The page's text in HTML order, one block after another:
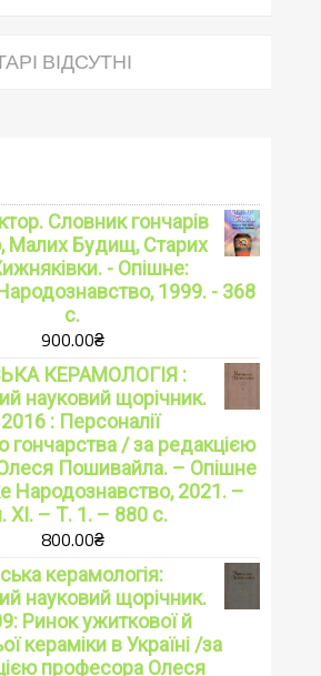
ВІДСУТНІ
Словник гончарів
Малих Будищ, Старих
- Опішне:
1999. - 368
с.
900.00₴
КЕРАМОЛОГІЯ :
науковий щорічник.
2016 : Персоналії
гончарства / за редакцією
Пошивайла. – Опішне
Народознавство, 2021. –
ХІ. – Т. 1. – 880 с.
800.00₴
керамологія:
науковий щорічник.
Ринок ужиткової й
кераміки в Україні /за
професора Олеся